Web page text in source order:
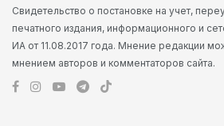
Свидетельство о постановке на учет,
печатного издания, информационного и
ИА от 11.08.2017 года. Мнение редакции
мнением авторов и комментаторов сайта.